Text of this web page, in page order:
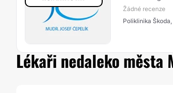
Žádné recenze
Poliklinika
Lékaři nedaleko města